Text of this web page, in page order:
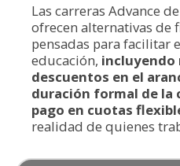
Las carreras Advance
ofrecen alternativas de
pensadas para facilitar
educación,
descuentos en el
duración formal de la
pago en cuotas
realidad de quienes